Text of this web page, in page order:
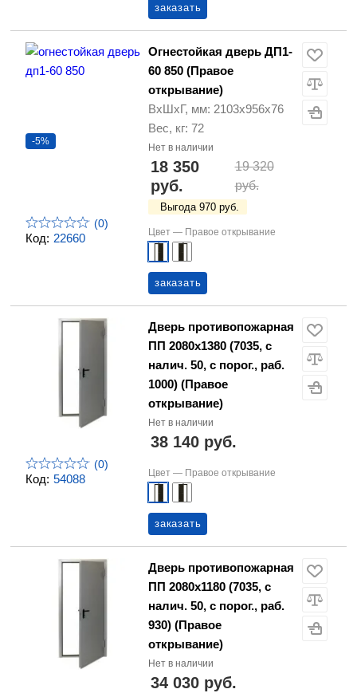
заказать
Код: 22660
-5%
(0)
Огнестойкая дверь ДП1-
60 850 (Правое
открывание)
ВхШхГ, мм: 2103х956х76
Вес, кг: 72
Нет в наличии
18 350
руб.
19 320
руб.
Выгода 970 руб.
Цвет — Правое открывание
заказать
Код: 54088
(0)
Дверь противопожарная
ПП 2080х1380 (7035, с
налич. 50, с порог., раб.
1000) (Правое
открывание)
Нет в наличии
38 140 руб.
Цвет — Правое открывание
заказать
Дверь противопожарная
ПП 2080х1180 (7035, с
налич. 50, с порог., раб.
930) (Правое
открывание)
Нет в наличии
34 030 руб.